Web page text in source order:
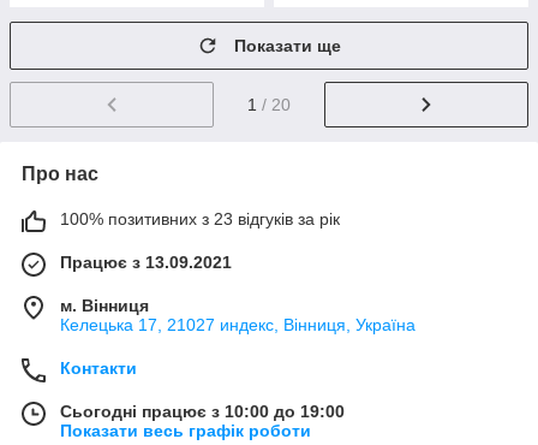
Показати ще
1 / 20
Про нас
100% позитивних з 23 відгуків за рік
Працює з 13.09.2021
м. Вінниця
Келецька 17, 21027 индекс, Вінниця, Україна
Контакти
Сьогодні працює з 10:00 до 19:00
Показати весь графік роботи